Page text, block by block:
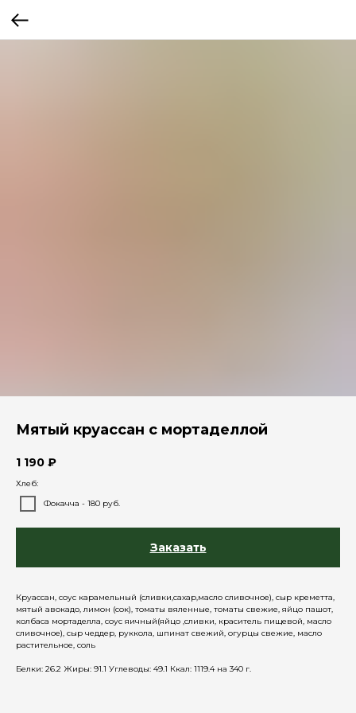
Мятый круассан с мортаделлой
1 190 ₽
Хлеб:
Фокачча - 180 руб.
Заказать
Круассан, соус карамельный (сливки,сахар,масло сливочное), сыр креметта,
мятый авокадо, лимон (сок), томаты вяленные, томаты свежие, яйцо пашот,
колбаса мортаделла, соус яичный(яйцо ,сливки, краситель пищевой, масло
сливочное), сыр чеддер, руккола, шпинат свежий, огурцы свежие, масло
растительное, соль
Белки: 26.2 Жиры: 91.1 Углеводы: 49.1 Ккал: 1119.4 на 340 г.